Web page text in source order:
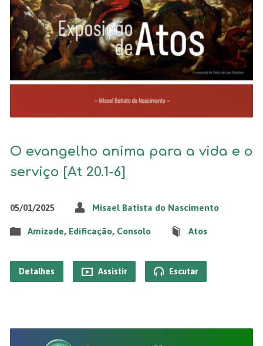
O evangelho anima para a vida e o
serviço [At 20.1-6]
05/01/2025 Misael Batista do Nascimento
Amizade, Edificação, Consolo Atos
Detalhes Assistir Escutar